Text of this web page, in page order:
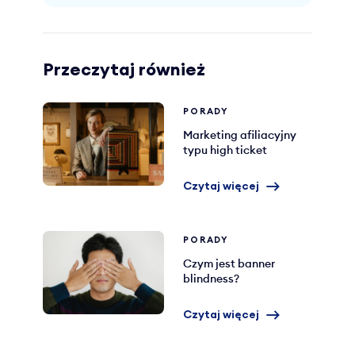
Przeczytaj również
PORADY
Marketing afiliacyjny
typu high ticket
Czytaj więcej
PORADY
Czym jest banner
blindness?
Czytaj więcej